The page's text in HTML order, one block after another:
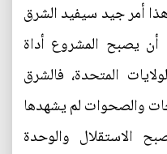
أمر جيد سيفيد الشرق
يصبح المشروع أداة
المتحدة، فالشرق
والصحوات لم يشهدها
الاستقلال والوحدة